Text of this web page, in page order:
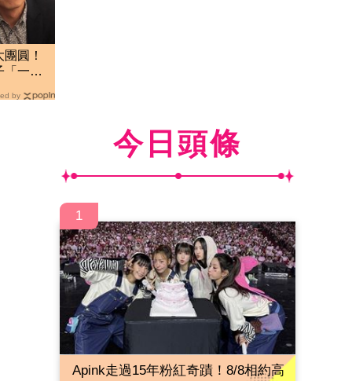
圓！
一句
by
今日頭條
1
Apink走過15年粉紅奇蹟！8/8相約高